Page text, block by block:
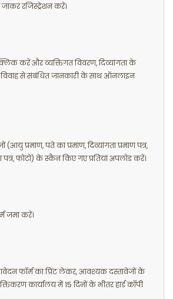
रजिस्ट्रेशन करें।
करें और व्यक्तिगत विवरण, दिव्यांगता के
विवाह से संबंधित जानकारी के साथ ऑनलाइन
प्रमाण, पते का प्रमाण, दिव्यांगता प्रमाण पत्र,
पत्र, फोटो) के स्कैन किए गए प्रतियां अपलोड करें।
जमा करें।
फॉर्म का प्रिंट लेकर, आवश्यक दस्तावेजों के
कार्यालय में 15 दिनों के भीतर हार्ड कॉपी